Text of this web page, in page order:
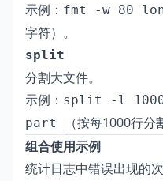
示例： fmt -w 80
字符）。
split
分割大文件。
示例： split -l
part_
（按每1000行分
组合使用示例
统计日志中错误出现的